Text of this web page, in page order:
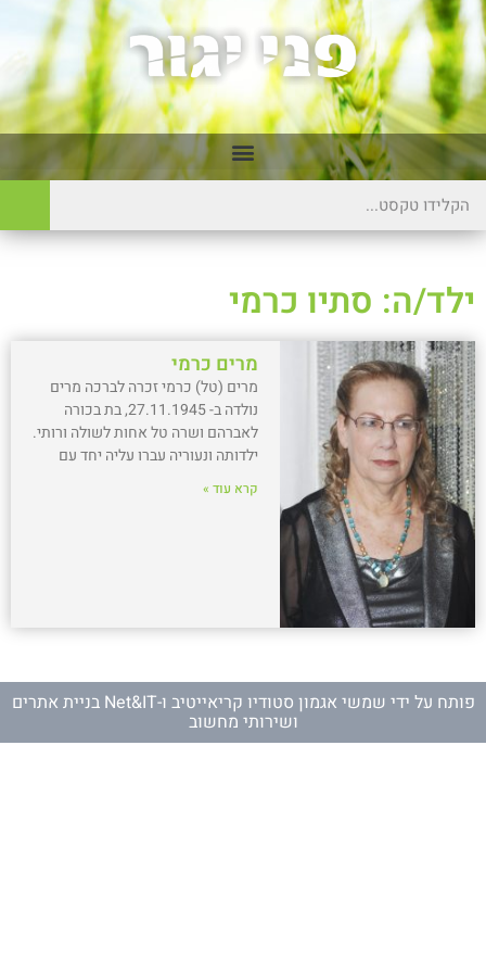
ילד/ה: סתיו כרמי
מרים כרמי
מרים (טל) כרמי זכרה לברכה מרים
נולדה ב- 27.11.1945, בת בכורה
לאברהם ושרה טל אחות לשולה ורותי.
ילדותה ונעוריה עברו עליה יחד עם
קרא עוד »
פותח על ידי שמשי אגמון סטודיו קריאייטיב ו- Net&IT בניית אתרים
ושירותי מחשוב